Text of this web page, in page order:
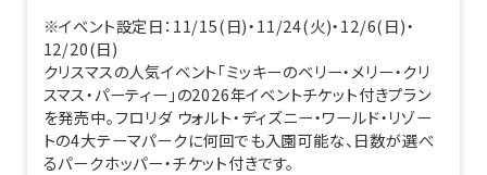
※イベント設定日：11/15(日)・11/24(火)・12/6(日)・
12/20(日)
クリスマスの人気イベント「ミッキーのベリー・メリー・クリ
スマス・パーティー」の2026年イベントチケット付きプラン
を発売中。フロリダ ウォルト・ディズニー・ワールド・リゾー
トの4大テーマパークに何回でも入園可能な、日数が選べ
るパークホッパー・チケット付きです。